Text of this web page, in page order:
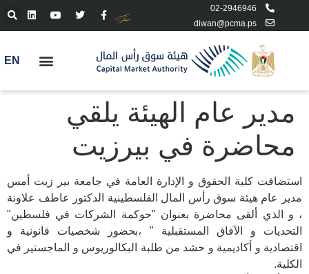
02-2946946
diwan@pcma.ps
EN
مدير عام الهيئة يلقي
محاضرة في بيرزيت
استضافت كلية الحقوق و الإدارة العامة في جامعة بير زيت أمس
مدير عام هيئة سوق رأس المال الفلسطينية الدكتور عاطف علاونة
، و الذي ألقى محاضرة بعنوان "حوكمة الشركات في فلسطين"
التحديات و الآفاق المستقبلية " ،بحضور شخصيات قانونية و
اقتصادية و أكاديمية و حشد من طلبة البكالوريوس و الماجستير في
الكلية.